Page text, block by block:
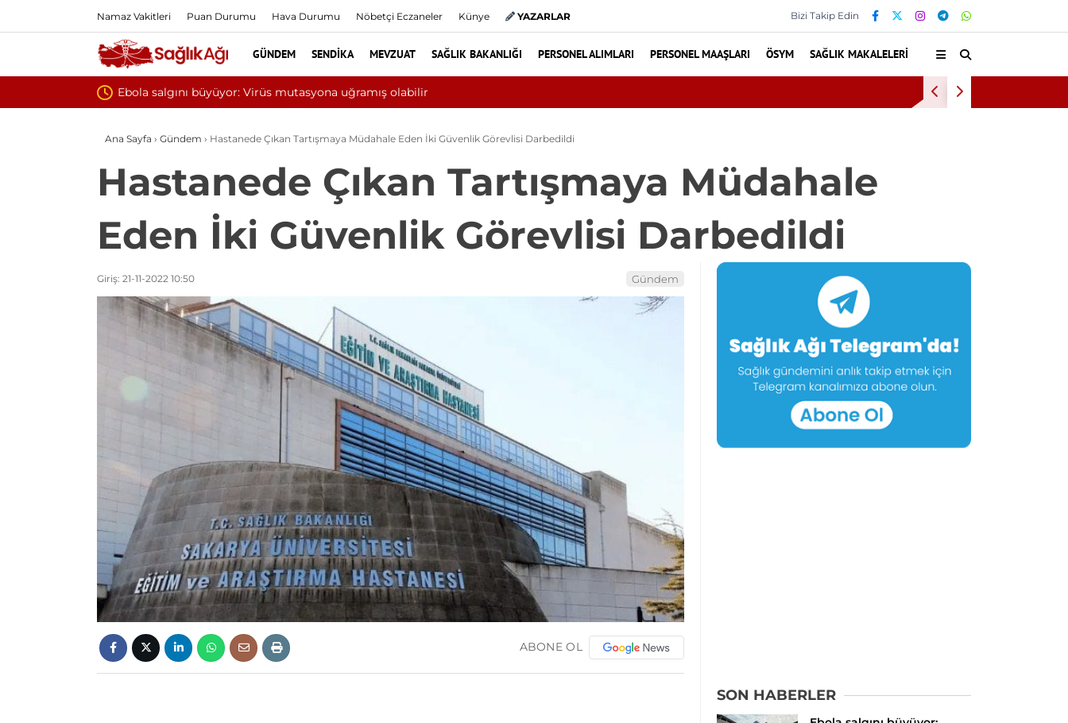
Namaz Vakitleri Puan Durumu Hava Durumu Nöbetçi Eczaneler Künye YAZARLAR Bizi Takip Edin
GÜNDEM SENDIKA MEVZUAT SAĞLIK BAKANLIĞI PERSONEL ALIMLARI PERSONEL MAAŞLARI ÖSYM SAĞLIK MAKALELERI
Ana Sayfa › Gündem › Hastanede Çıkan Tartışmaya Müdahale Eden İki Güvenlik Görevlisi Darbedildi
Hastanede Çıkan Tartışmaya Müdahale
Eden İki Güvenlik Görevlisi Darbedildi
Giriş: 21-11-2022 10:50 Gündem
ABONE OL
SON HABERLER